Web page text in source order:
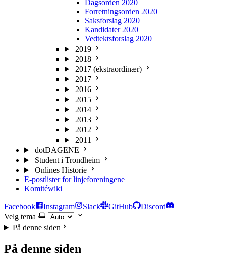
Dagsorden 2020
Forretningsorden 2020
Saksforslag 2020
Kandidater 2020
Vedtektsforslag 2020
2019
2018
2017 (ekstraordinær)
2017
2016
2015
2014
2013
2012
2011
dotDAGENE
Student i Trondheim
Onlines Historie
E-postlister for linjeforeningene
Komitéwiki
Facebook Instagram Slack GitHub
Discord
Velg tema
På denne siden
På denne siden